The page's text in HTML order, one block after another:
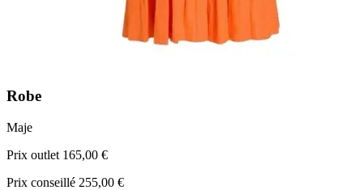
Robe
Maje
Prix outlet 165,00 €
Prix conseillé 255,00 €